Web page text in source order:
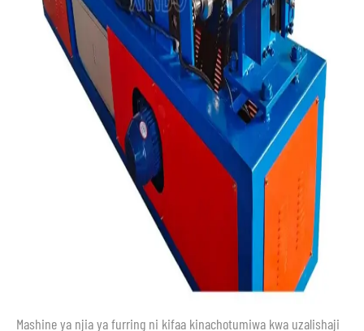
Mashine ya njia ya furring ni kifaa kinachotumiwa kwa uzalishaji